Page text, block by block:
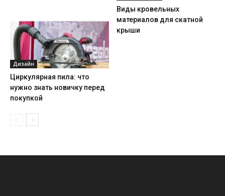
Дизайн
Циркулярная пила: что
нужно знать новичку перед
покупкой
Виды кровельных
материалов для скатной
крыши